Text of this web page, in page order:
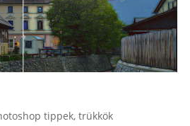
tippek, trükkök